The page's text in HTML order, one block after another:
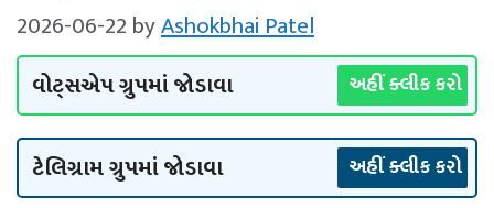
2026-06-22 byAshokbhai Patel
વોટ્સએપ ગ્રુપમાં જોડાવા અહીં ક્લીક કરો
ટેલિગ્રામ ગ્રુપમાં જોડાવા અહીં ક્લીક કરો